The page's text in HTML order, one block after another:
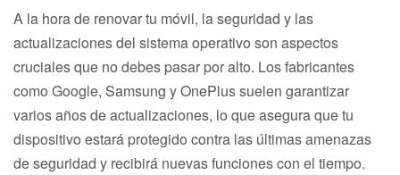
A la hora de renovar tu móvil, la seguridad y las
actualizaciones del sistema operativo son aspectos
cruciales que no debes pasar por alto. Los fabricantes
como Google, Samsung y OnePlus suelen garantizar
varios años de actualizaciones, lo que asegura que tu
dispositivo estará protegido contra las últimas amenazas
de seguridad y recibirá nuevas funciones con el tiempo.